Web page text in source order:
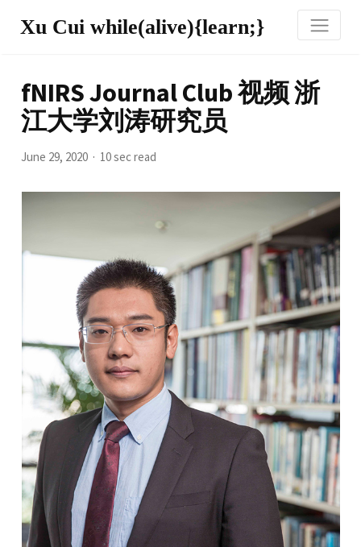
Xu Cui while(alive){learn;}
fNIRS Journal Club 视频 浙
江大学刘涛研究员
June 29, 2020 10 sec read